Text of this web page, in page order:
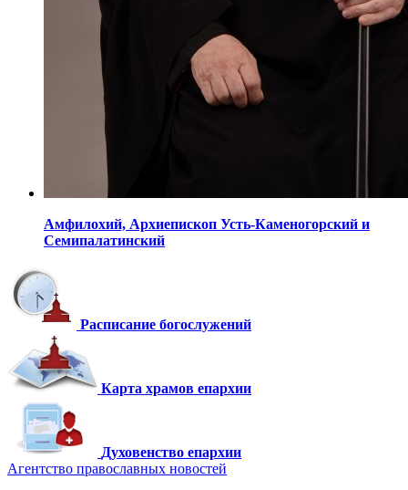
Амфилохий, Архиепископ Усть-Каменогорский и
Семипалатинский
Расписание богослужений
Карта храмов епархии
Духовенство епархии
Агентство православных новостей